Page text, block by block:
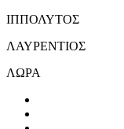
ΙΠΠΟΛΥΤΟΣ
ΛΑΥΡΕΝΤΙΟΣ
ΛΩΡΑ